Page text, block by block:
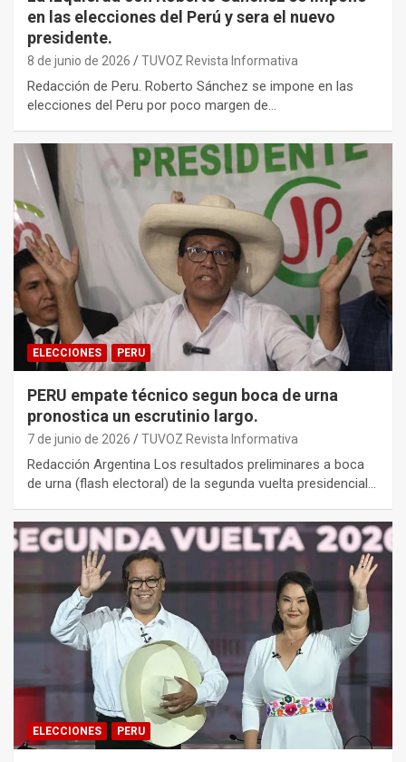
en las elecciones del Perú y sera el nuevo
presidente.
8 de junio de 2026 TUVOZ Revista Informativa
Redacción de Peru. Roberto Sánchez se impone en las
elecciones del Peru por poco margen de…
ELECCIONES PERU
PERU empate técnico segun boca de urna
pronostica un escrutinio largo.
7 de junio de 2026 TUVOZ Revista Informativa
Redacción Argentina Los resultados preliminares a boca
de urna (flash electoral) de la segunda vuelta presidencial…
ELECCIONES PERU